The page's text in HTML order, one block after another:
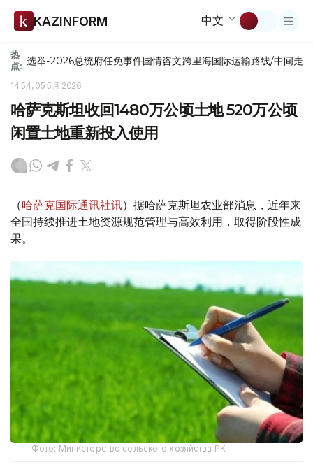
KAZINFORM 中文
热
点: 选举-2026总统府任免事件国情咨文跨里海国际运输路线/中间走廊
14:54, 05 5月 2026
哈萨克斯坦收回1480万公顷土地 520万公顷
闲置土地重新投入使用
（哈萨克国际通讯社讯）据哈萨克斯坦农业部消息，近年来
全国持续推进土地资源规范管理与高效利用，取得阶段性成
果。
Фото: Министерство сельского хозяйства РК